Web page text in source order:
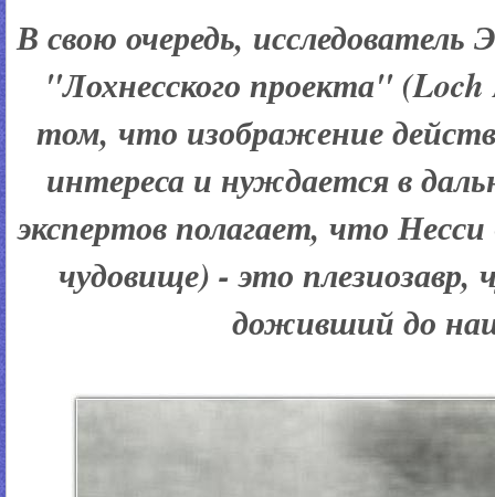
В свою очередь,
"Лохнесского проекта" (Loch
том, что изображение
интереса и нуждается в
экспертов полагает, что
чудовище) - это
доживший до